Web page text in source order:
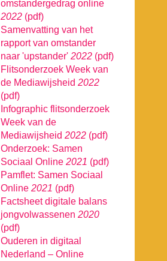
omstandergedrag online
2022 (pdf)
Samenvatting van het
rapport van omstander
naar 'upstander' 2022 (pdf)
Flitsonderzoek Week van
de Mediawijsheid 2022
(pdf)
Infographic flitsonderzoek
Week van de
Mediawijsheid 2022 (pdf)
Onderzoek: Samen
Sociaal Online 2021 (pdf)
Pamflet: Samen Sociaal
Online 2021 (pdf)
Factsheet digitale balans
jongvolwassenen 2020
(pdf)
Ouderen in digitaal
Nederland – Online